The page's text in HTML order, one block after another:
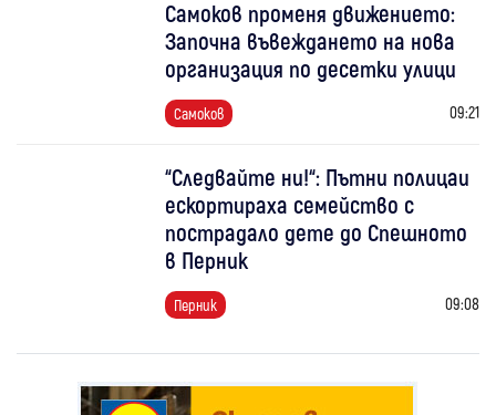
Самоков променя движението:
Започна въвеждането на нова
организация по десетки улици
Самоков 09:21
“Следвайте ни!“: Пътни полицаи
ескортираха семейство с
пострадало дете до Спешното
в Перник
Перник 09:08